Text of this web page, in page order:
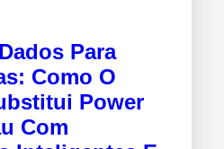
Para
Como O
Power
Com